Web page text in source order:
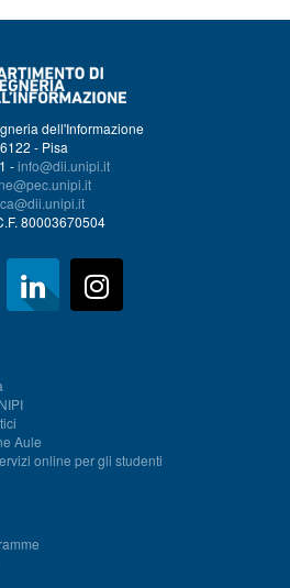
dell'Informazione
- Pisa
-info@dii.unipi.it
80003670504
Aule
online per gli studenti